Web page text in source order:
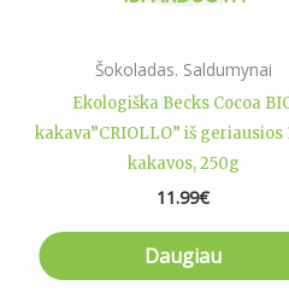
Šokoladas. Saldumynai
Ekologiška Becks Cocoa
kakava”CRIOLLO” iš geriausios
kakavos, 250g
11.99€
Daugiau